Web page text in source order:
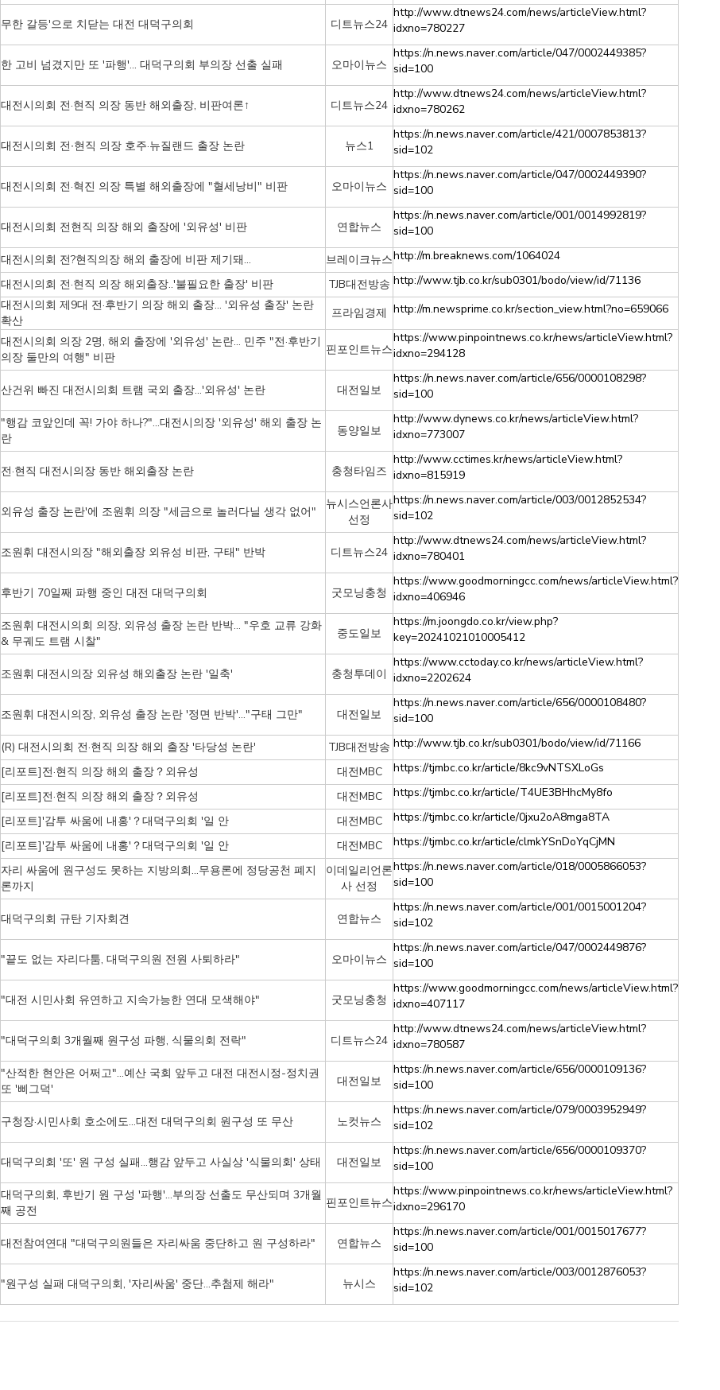
무한 갈등'으로 치닫는 대전 대덕구의회 디트뉴스24
http://www.dtnews24.com/news/articleView.html?
idxno=780227
한 고비 넘겼지만 또 '파행'... 대덕구의회 부의장 선출 실패 오마이뉴스
https://n.news.naver.com/article/047/0002449385?
sid=100
대전시의회 전·현직 의장 동반 해외출장, 비판여론↑ 디트뉴스24
http://www.dtnews24.com/news/articleView.html?
idxno=780262
대전시의회 전∙현직 의장 호주·뉴질랜드 출장 논란 뉴스1
https://n.news.naver.com/article/421/0007853813?
sid=102
대전시의회 전·혁진 의장 특별 해외출장에 "혈세낭비" 비판 오마이뉴스
https://n.news.naver.com/article/047/0002449390?
sid=100
대전시의회 전현직 의장 해외 출장에 '외유성' 비판 연합뉴스
https://n.news.naver.com/article/001/0014992819?
sid=100
대전시의회 전?현직의장 해외 출장에 비판 제기돼... 브레이크뉴스http://m.breaknews.com/1064024
대전시의회 전·현직 의장 해외출장..'불필요한 출장' 비판 TJB대전방송 http://www.tjb.co.kr/sub0301/bodo/view/id/71136
대전시의회 제9대 전·후반기 의장 해외 출장... '외유성 출장' 논란
확산
프라임경제 http://m.newsprime.co.kr/section_view.html?no=659066
대전시의회 의장 2명, 해외 출장에 '외유성' 논란… 민주 "전·후반기
의장 둘만의 여행" 비판
핀포인트뉴스
https://www.pinpointnews.co.kr/news/articleView.html?
idxno=294128
산건위 빠진 대전시의회 트램 국외 출장…'외유성' 논란 대전일보
https://n.news.naver.com/article/656/0000108298?
sid=100
"행감 코앞인데 꼭! 가야 하나?"...대전시의장 '외유성' 해외 출장 논
란
동양일보
http://www.dynews.co.kr/news/articleView.html?
idxno=773007
전·현직 대전시의장 동반 해외출장 논란 충청타임즈
http://www.cctimes.kr/news/articleView.html?
idxno=815919
외유성 출장 논란'에 조원휘 의장 "세금으로 놀러다닐 생각 없어"
뉴시스언론사
선정
https://n.news.naver.com/article/003/0012852534?
sid=102
조원휘 대전시의장 "해외출장 외유성 비판, 구태" 반박 디트뉴스24
http://www.dtnews24.com/news/articleView.html?
idxno=780401
후반기 70일째 파행 중인 대전 대덕구의회 굿모닝충청
https://www.goodmorningcc.com/news/articleView.html?
idxno=406946
조원휘 대전시의회 의장, 외유성 출장 논란 반박… "우호 교류 강화
& 무궤도 트램 시찰"
중도일보
https://m.joongdo.co.kr/view.php?
key=20241021010005412
조원휘 대전시의장 외유성 해외출장 논란 '일축' 충청투데이
https://www.cctoday.co.kr/news/articleView.html?
idxno=2202624
조원휘 대전시의장, 외유성 출장 논란 '정면 반박'…"구태 그만" 대전일보
https://n.news.naver.com/article/656/0000108480?
sid=100
(R) 대전시의회 전·현직 의장 해외 출장 '타당성 논란' TJB대전방송 http://www.tjb.co.kr/sub0301/bodo/view/id/71166
[리포트]전·현직 의장 해외 출장？외유성 대전MBC
https://tjmbc.co.kr/article/8kc9vNTSXLoGs
[리포트]전·현직 의장 해외 출장？외유성 대전MBC
https://tjmbc.co.kr/article/T4UE3BHhcMy8fo
[리포트]'감투 싸움에 내홍'？대덕구의회 '일 안 대전MBC
https://tjmbc.co.kr/article/0jxu2oA8mga8TA
[리포트]'감투 싸움에 내홍'？대덕구의회 '일 안 대전MBC https://tjmbc.co.kr/article/clmkYSnDoYqCjMN
자리 싸움에 원구성도 못하는 지방의회…무용론에 정당공천 폐지
론까지
이데일리언론
사 선정
https://n.news.naver.com/article/018/0005866053?
sid=100
대덕구의회 규탄 기자회견 연합뉴스
https://n.news.naver.com/article/001/0015001204?
sid=102
"끝도 없는 자리다툼, 대덕구의원 전원 사퇴하라" 오마이뉴스
https://n.news.naver.com/article/047/0002449876?
sid=100
"대전 시민사회 유연하고 지속가능한 연대 모색해야" 굿모닝충청
https://www.goodmorningcc.com/news/articleView.html?
idxno=407117
"대덕구의회 3개월째 원구성 파행, 식물의회 전락" 디트뉴스24
http://www.dtnews24.com/news/articleView.html?
idxno=780587
"산적한 현안은 어쩌고"…예산 국회 앞두고 대전 대전시정-정치권
또 '삐그덕'
대전일보
https://n.news.naver.com/article/656/0000109136?
sid=100
구청장·시민사회 호소에도…대전 대덕구의회 원구성 또 무산 노컷뉴스
https://n.news.naver.com/article/079/0003952949?
sid=102
대덕구의회 '또' 원 구성 실패…행감 앞두고 사실상 '식물의회' 상태 대전일보
https://n.news.naver.com/article/656/0000109370?
sid=100
대덕구의회, 후반기 원 구성 '파행'...부의장 선출도 무산되며 3개월
째 공전
핀포인트뉴스
https://www.pinpointnews.co.kr/news/articleView.html?
idxno=296170
대전참여연대 "대덕구의원들은 자리싸움 중단하고 원 구성하라" 연합뉴스
https://n.news.naver.com/article/001/0015017677?
sid=100
"원구성 실패 대덕구의회, '자리싸움' 중단…추첨제 해라" 뉴시스
https://n.news.naver.com/article/003/0012876053?
sid=102